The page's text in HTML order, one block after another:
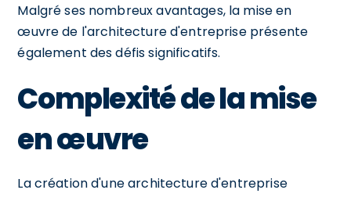
Malgré ses nombreux avantages, la mise en
œuvre de l'architecture d'entreprise présente
également des défis significatifs.
Complexité de la mise
en œuvre
La création d'une architecture d'entreprise